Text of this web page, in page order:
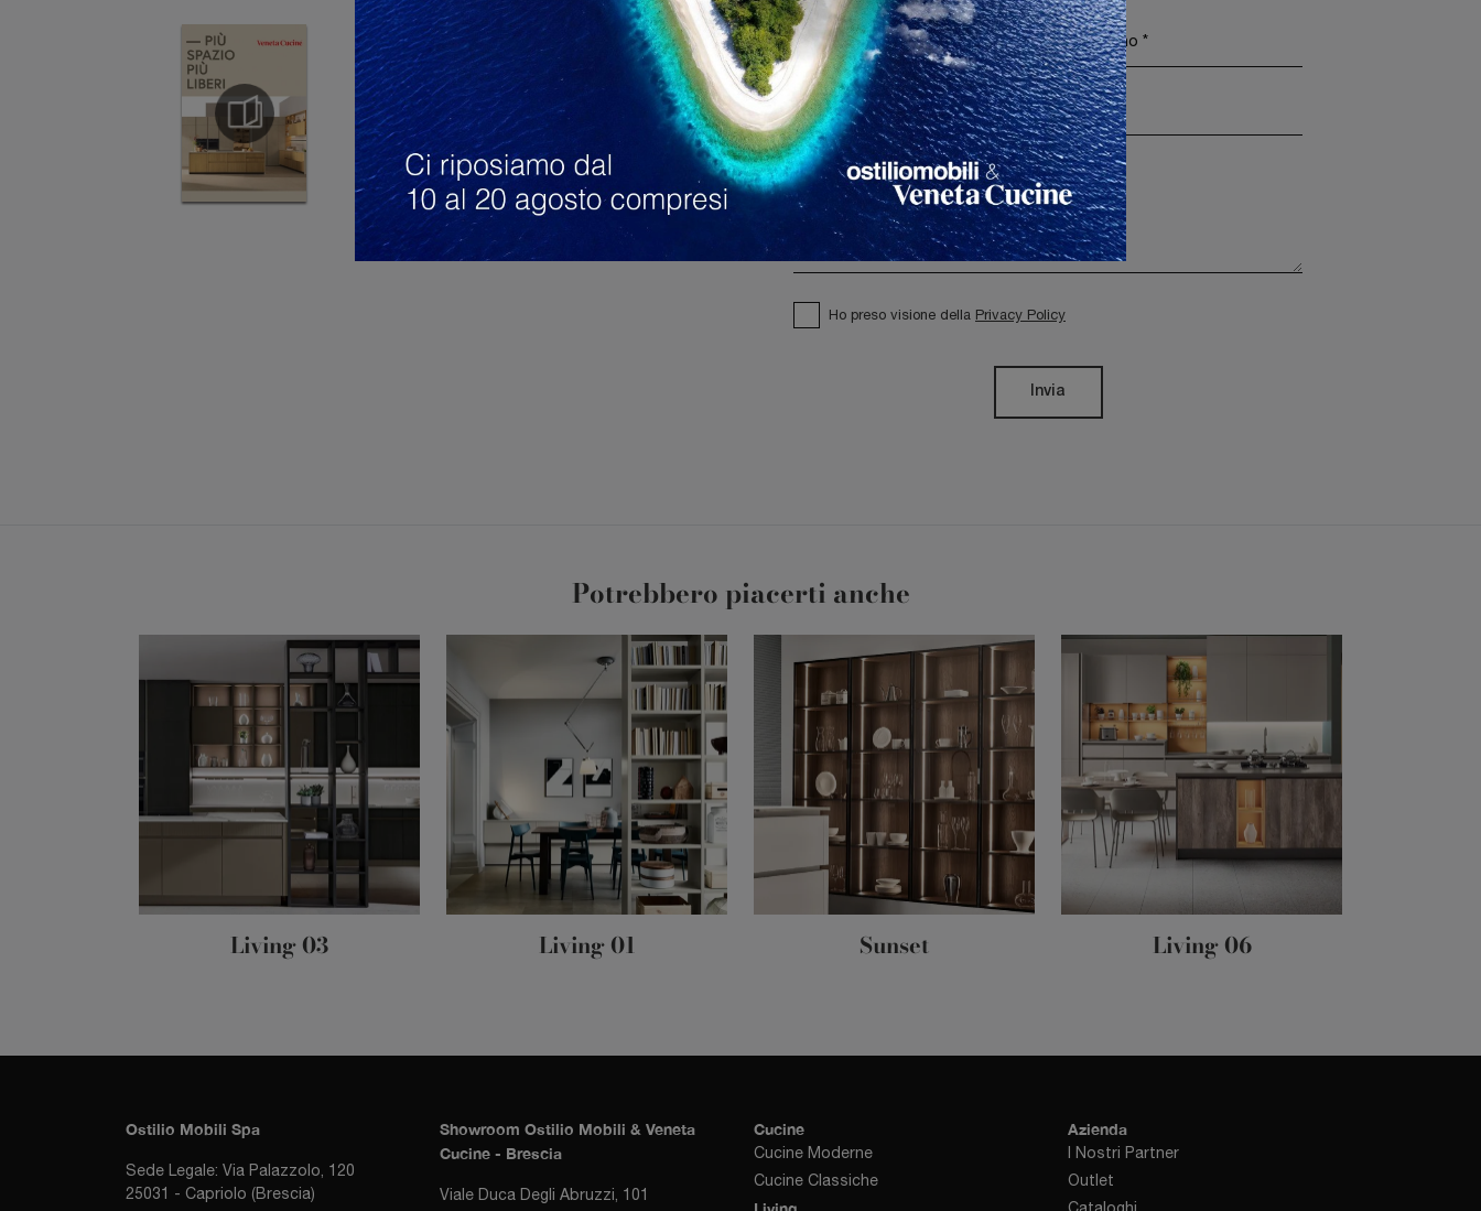
Ho preso visione della Privacy Policy
Invia
Potrebbero piacerti anche
Living 03 Living 01 Sunset Living 06
Ostilio Mobili Spa
Sede Legale: Via Palazzolo, 120
25031 - Capriolo (Brescia)
Showroom Ostilio Mobili & Veneta
Cucine - Brescia
Viale Duca Degli Abruzzi, 101
Cucine
Cucine Moderne
Cucine Classiche
Azienda
I Nostri Partner
Outlet